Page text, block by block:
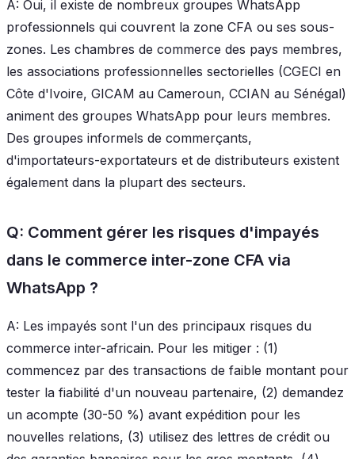
A: Oui, il existe de nombreux groupes WhatsApp
professionnels qui couvrent la zone CFA ou ses sous-
zones. Les chambres de commerce des pays membres,
les associations professionnelles sectorielles (CGECI en
Côte d'Ivoire, GICAM au Cameroun, CCIAN au Sénégal)
animent des groupes WhatsApp pour leurs membres.
Des groupes informels de commerçants,
d'importateurs-exportateurs et de distributeurs existent
également dans la plupart des secteurs.
Q: Comment gérer les risques d'impayés
dans le commerce inter-zone CFA via
WhatsApp ?
A: Les impayés sont l'un des principaux risques du
commerce inter-africain. Pour les mitiger : (1)
commencez par des transactions de faible montant pour
tester la fiabilité d'un nouveau partenaire, (2) demandez
un acompte (30-50 %) avant expédition pour les
nouvelles relations, (3) utilisez des lettres de crédit ou